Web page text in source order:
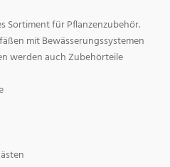
Sortiment für Pflanzenzubehör.
mit Bewässerungssystemen
werden auch Zubehörteile